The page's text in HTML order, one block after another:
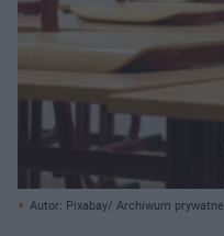
Autor: Pixabay/ Archiwum prywatne